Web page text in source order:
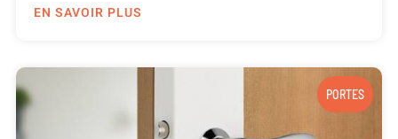
EN SAVOIR PLUS
PORTES